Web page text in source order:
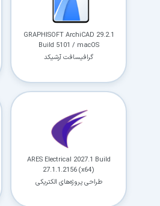
GRAPHISOFT ArchiCAD 29.2.1
Build 5101 / macOS
گرافیسافت آرشیکد
ARES Electrical 2027.1 Build
27.1.1.2156 (x64)
طراحی پروژه‌های الکتریکی